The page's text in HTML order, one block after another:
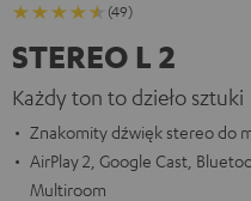
(49)
STEREO L 2
Każdy ton to dzieło sztuki
Znakomity dźwięk stereo do
AirPlay 2, Google Cast,
Multiroom